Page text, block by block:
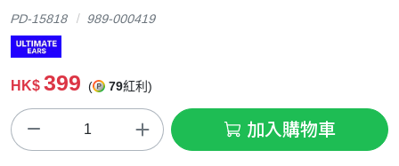
PD-15818 989-000419
HK$ 399 ( 79紅利)
加入購物車